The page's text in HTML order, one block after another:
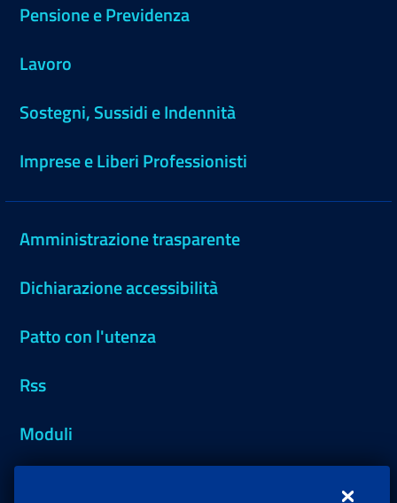
Pensione e Previdenza
Lavoro
Sostegni, Sussidi e Indennità
Imprese e Liberi Professionisti
Amministrazione trasparente
Dichiarazione accessibilità
Patto con l'utenza
Rss
Moduli